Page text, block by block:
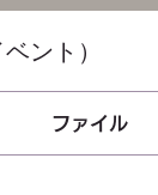
ント）
ファイル